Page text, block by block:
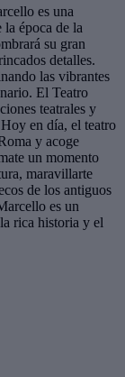
es una
época de la
su gran
detalles.
las vibrantes
El Teatro
teatrales y
en día, el teatro
y acoge
un momento
maravillarte
de los antiguos
es un
rica historia y el